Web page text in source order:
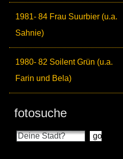
1981- 84 Frau Suurbier (u.a.
Sahnie)
1980- 82 Soilent Grün (u.a.
Farin und Bela)
fotosuche